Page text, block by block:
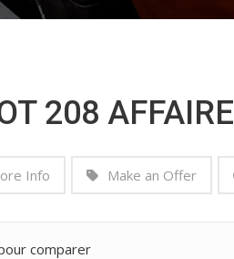
208 AFFAIRE
Info Make an Offer
comparer